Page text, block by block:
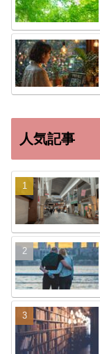
人気記事